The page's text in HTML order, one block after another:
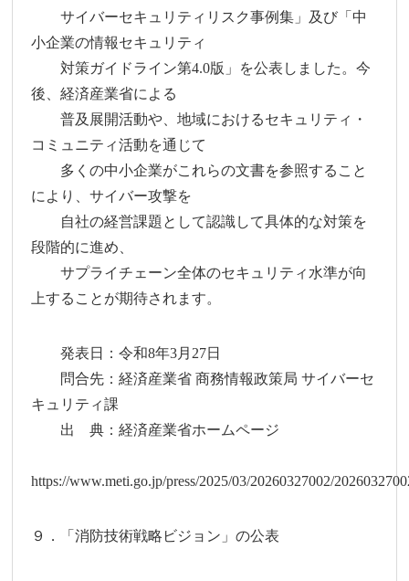
サイバーセキュリティリスク事例集」及び「中
小企業の情報セキュリティ
対策ガイドライン第4.0版」を公表しました。今
後、経済産業省による
普及展開活動や、地域におけるセキュリティ・
コミュニティ活動を通じて
多くの中小企業がこれらの文書を参照すること
により、サイバー攻撃を
自社の経営課題として認識して具体的な対策を
段階的に進め、
サプライチェーン全体のセキュリティ水準が向
上することが期待されます。
発表日：令和8年3月27日
問合先：経済産業省 商務情報政策局 サイバーセ
キュリティ課
出 典：経済産業省ホームページ
https://www.meti.go.jp/press/2025/03/20260327002/
９．「消防技術戦略ビジョン」の公表